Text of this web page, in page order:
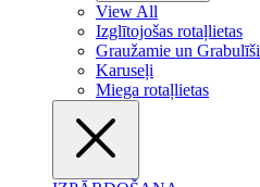
View All
Izglītojošas rotaļlietas
Graužamie un Grabulīši
Karuseļi
Miega rotaļlietas